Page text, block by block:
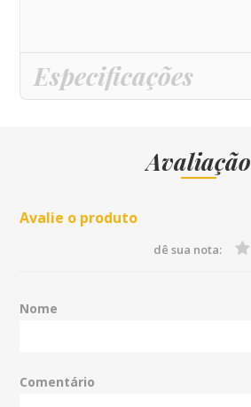
Especificações
Avaliação
Avalie o produto
dê sua nota:
Nome
Comentário